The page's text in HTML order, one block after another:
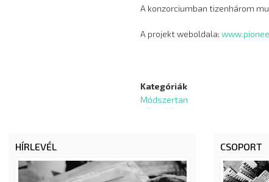
A konzorciumban tizenhárom
A projekt weboldala:
Kategóriák
Módszertan
HÍRLEVÉL CSOPORT